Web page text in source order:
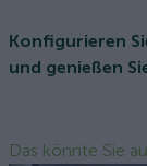
Konfigurieren
und genießen
Das könnte Sie